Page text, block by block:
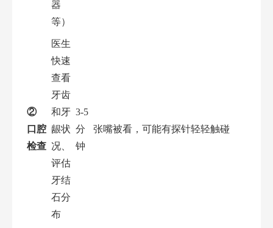
器
等）
②
口腔
检查
医生
快速
查看
牙齿
和牙
龈状
况、
评估
牙结
石分
布
3-5
分
钟
张嘴被看，可能有探针轻轻触碰